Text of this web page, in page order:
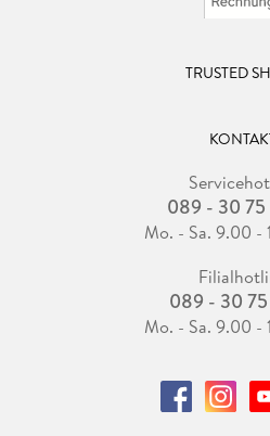
TRUSTED
089 - 30
Mo. - Sa. 9.00 -
089 - 30
Mo. - Sa. 9.00 -